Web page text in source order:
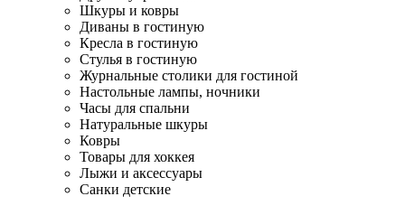
Шкуры и ковры
Диваны в гостиную
Кресла в гостиную
Стулья в гостиную
Журнальные столики для гостиной
Настольные лампы, ночники
Часы для спальни
Натуральные шкуры
Ковры
Товары для хоккея
Лыжи и аксессуары
Санки детские